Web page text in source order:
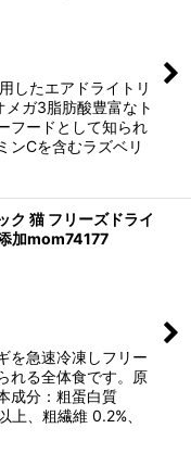
したエアドライトリ
メガ3脂肪酸豊富なト
フードとして知られ
ンCを含むラズベリ
猫 フリーズドライ
加mom74177
を急速冷凍しフリー
れる全体食です。原
成分：粗蛋白質
上、粗繊維 0.2%、